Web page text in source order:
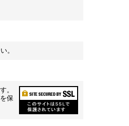
。
。
保